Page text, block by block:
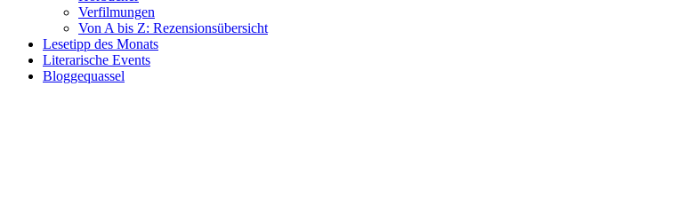
Verfilmungen
Von A bis Z: Rezensionsübersicht
Lesetipp des Monats
Literarische Events
Bloggequassel